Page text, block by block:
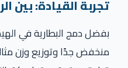
تجربة القيادة: بين
بفضل دمج البطارية في